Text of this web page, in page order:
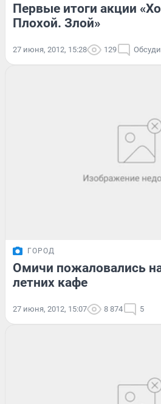
Первые итоги акции
Плохой. Злой»
27 июня, 2012, 15:28 129
ГОРОД
Омичи пожаловались
летних кафе
27 июня, 2012, 15:07 8 874 5